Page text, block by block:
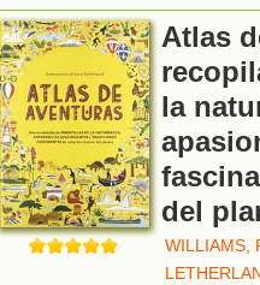
Atlas
la
del
WILLIAMS,